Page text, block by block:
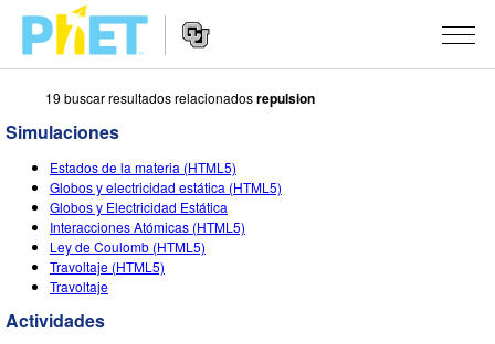
Buscar
el
sitio
web
de
PhET
Sitio
Web
SIMULACIONES
Todas las Simulaciones
Física
Matemáticas y Estadísticas
Química
STUDIO
About Studio
Customizable Sims
Comienza una prueba gratuita
ENSEÑANZA
Actividades
INVESTIGACIONES
19 buscar resultados relacionadosrepulsion
Simulaciones
Estados de la materia (HTML5)
Globos y electricidad estática (HTML5)
Globos y Electricidad Estática
Interacciones Atómicas (HTML5)
Ley de Coulomb (HTML5)
Travoltaje (HTML5)
Travoltaje
Actividades